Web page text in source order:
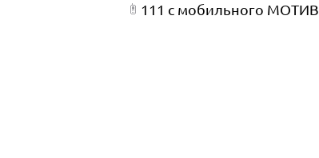
111 с мобильного МОТИВ